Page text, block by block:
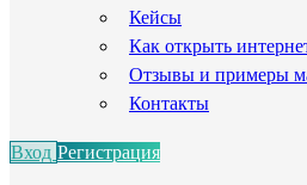
Кейсы
Как открыть
Отзывы и примеры
Контакты
Вход Регистрация